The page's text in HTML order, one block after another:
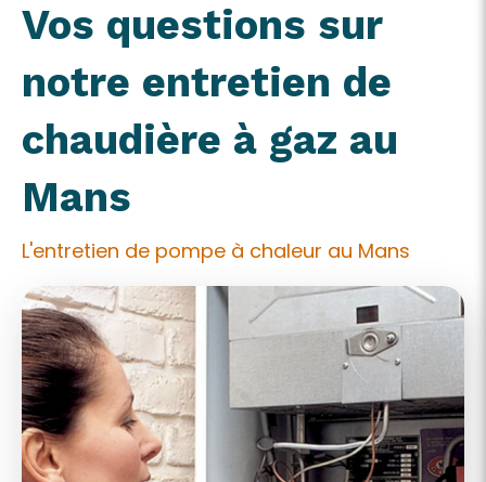
Vos questions sur
notre entretien de
chaudière à gaz au
Mans
L'entretien de pompe à chaleur au Mans